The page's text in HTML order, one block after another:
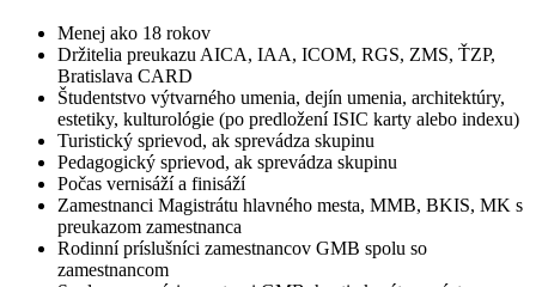
Menej ako 18 rokov
Držitelia preukazu AICA, IAA, ICOM, RGS, ZMS, ŤZP,
Bratislava CARD
Študentstvo výtvarného umenia, dejín umenia, architektúry,
estetiky, kulturológie (po predložení ISIC karty alebo indexu)
Turistický sprievod, ak sprevádza skupinu
Pedagogický sprievod, ak sprevádza skupinu
Počas vernisáží a finisáží
Zamestnanci Magistrátu hlavného mesta, MMB, BKIS, MK s
preukazom zamestnanca
Rodinní príslušníci zamestnancov GMB spolu so
zamestnancom